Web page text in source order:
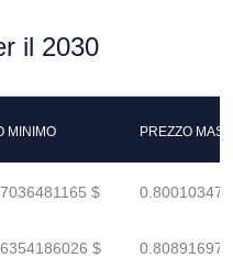
il 2030
MINIMO PREZZO
$
$